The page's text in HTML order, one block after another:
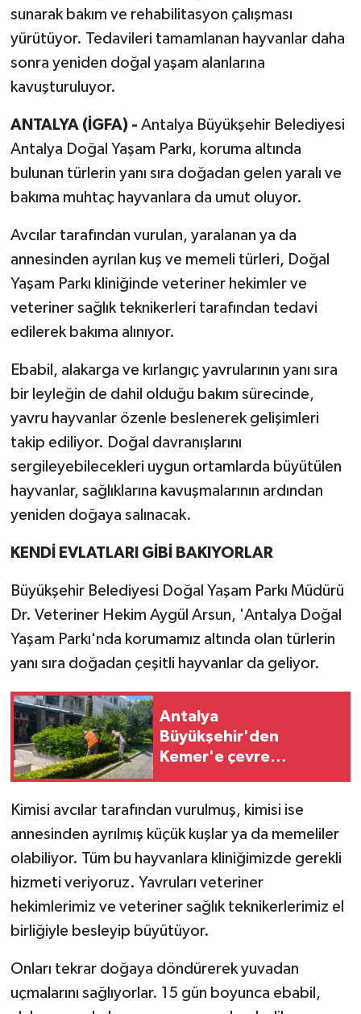
sunarak bakım ve rehabilitasyon çalışması
yürütüyor. Tedavileri tamamlanan hayvanlar daha
sonra yeniden doğal yaşam alanlarına
kavuşturuluyor.
ANTALYA (İGFA) - Antalya Büyükşehir Belediyesi
Antalya Doğal Yaşam Parkı, koruma altında
bulunan türlerin yanı sıra doğadan gelen yaralı ve
bakıma muhtaç hayvanlara da umut oluyor.
Avcılar tarafından vurulan, yaralanan ya da
annesinden ayrılan kuş ve memeli türleri, Doğal
Yaşam Parkı kliniğinde veteriner hekimler ve
veteriner sağlık teknikerleri tarafından tedavi
edilerek bakıma alınıyor.
Ebabil, alakarga ve kırlangıç yavrularının yanı sıra
bir leyleğin de dahil olduğu bakım sürecinde,
yavru hayvanlar özenle beslenerek gelişimleri
takip ediliyor. Doğal davranışlarını
sergileyebilecekleri uygun ortamlarda büyütülen
hayvanlar, sağlıklarına kavuşmalarının ardından
yeniden doğaya salınacak.
KENDİ EVLATLARI GİBİ BAKIYORLAR
Büyükşehir Belediyesi Doğal Yaşam Parkı Müdürü
Dr. Veteriner Hekim Aygül Arsun, 'Antalya Doğal
Yaşam Parkı'nda korumamız altında olan türlerin
yanı sıra doğadan çeşitli hayvanlar da geliyor.
Antalya
Büyükşehir'den
Kemer'e çevre
Kimisi avcılar tarafından vurulmuş, kimisi ise
annesinden ayrılmış küçük kuşlar ya da memeliler
olabiliyor. Tüm bu hayvanlara kliniğimizde gerekli
hizmeti veriyoruz. Yavruları veteriner
hekimlerimiz ve veteriner sağlık teknikerlerimiz el
birliğiyle besleyip büyütüyor.
Onları tekrar doğaya döndürerek yuvadan
uçmalarını sağlıyorlar. 15 gün boyunca ebabil,